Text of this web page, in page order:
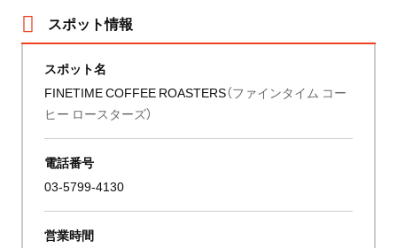
スポット情報
スポット名
FINETIME COFFEE ROASTERS（ファインタイム コー
ヒー ロースターズ）
電話番号
03-5799-4130
営業時間